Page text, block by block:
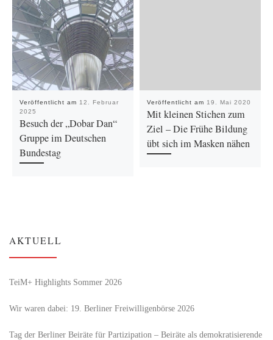
Veröffentlicht am 12. Februar
2025
Besuch der „Dobar Dan“
Gruppe im Deutschen
Bundestag
Veröffentlicht am 19. Mai 2020
Mit kleinen Stichen zum
Ziel – Die Frühe Bildung
übt sich im Masken nähen
AKTUELL
TeiM+ Highlights Sommer 2026
Wir waren dabei: 19. Berliner Freiwilligenbörse 2026
Tag der Berliner Beiräte für Partizipation – Beiräte als demokratisierende